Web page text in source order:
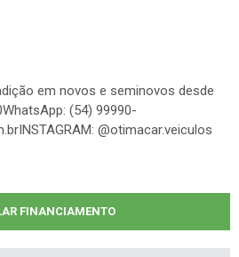
em novos e seminovos desde
(54) 99990-
@otimacar.veiculos
FINANCIAMENTO